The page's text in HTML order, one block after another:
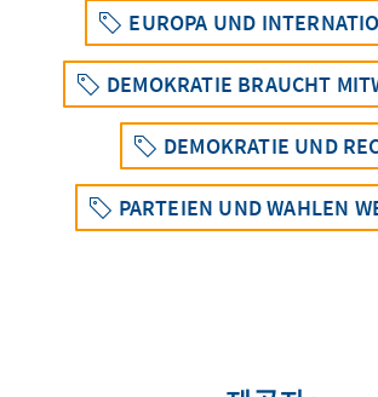
EUROPA UND
DEMOKRATIE BRAUCHT
DEMOKRATIE UND
PARTEIEN UND WAHLEN